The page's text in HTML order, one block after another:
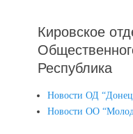
Кировское
Республика
Новости ОД
Новости ОО